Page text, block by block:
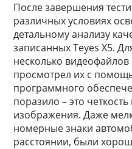
После завершения
различных условиях
детальному анализу
записанных Teyes X5.
несколько
просмотрел их с
программного
поразило – это
изображения. Даже
номерные знаки
расстоянии, были